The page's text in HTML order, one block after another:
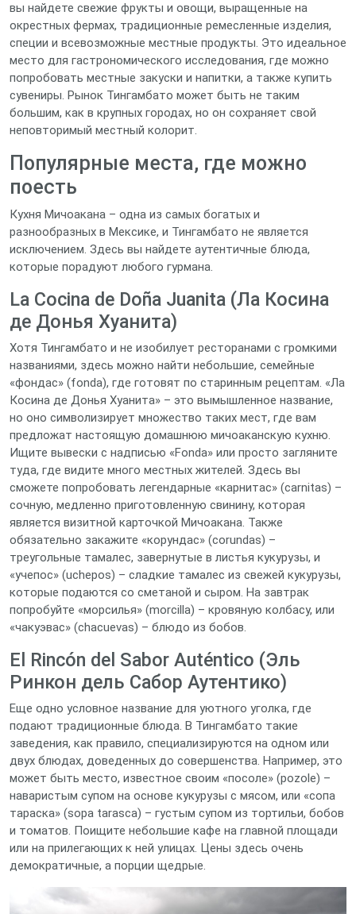
вы найдете свежие фрукты и овощи, выращенные на
окрестных фермах, традиционные ремесленные изделия,
специи и всевозможные местные продукты. Это идеальное
место для гастрономического исследования, где можно
попробовать местные закуски и напитки, а также купить
сувениры. Рынок Тингамбато может быть не таким
большим, как в крупных городах, но он сохраняет свой
неповторимый местный колорит.
Популярные места, где можно
поесть
Кухня Мичоакана – одна из самых богатых и
разнообразных в Мексике, и Тингамбато не является
исключением. Здесь вы найдете аутентичные блюда,
которые порадуют любого гурмана.
La Cocina de Doña Juanita (Ла Косина
де Донья Хуанита)
Хотя Тингамбато и не изобилует ресторанами с громкими
названиями, здесь можно найти небольшие, семейные
«фондас» (fonda), где готовят по старинным рецептам. «Ла
Косина де Донья Хуанита» – это вымышленное название,
но оно символизирует множество таких мест, где вам
предложат настоящую домашнюю мичоаканскую кухню.
Ищите вывески с надписью «Fonda» или просто загляните
туда, где видите много местных жителей. Здесь вы
сможете попробовать легендарные «карнитас» (carnitas) –
сочную, медленно приготовленную свинину, которая
является визитной карточкой Мичоакана. Также
обязательно закажите «корундас» (corundas) –
треугольные тамалес, завернутые в листья кукурузы, и
«учепос» (uchepos) – сладкие тамалес из свежей кукурузы,
которые подаются со сметаной и сыром. На завтрак
попробуйте «морсилья» (morcilla) – кровяную колбасу, или
«чакуэвас» (chacuevas) – блюдо из бобов.
El Rincón del Sabor Auténtico (Эль
Ринкон дель Сабор Аутентико)
Еще одно условное название для уютного уголка, где
подают традиционные блюда. В Тингамбато такие
заведения, как правило, специализируются на одном или
двух блюдах, доведенных до совершенства. Например, это
может быть место, известное своим «посоле» (pozole) –
наваристым супом на основе кукурузы с мясом, или «сопа
тараска» (sopa tarasca) – густым супом из тортильи, бобов
и томатов. Поищите небольшие кафе на главной площади
или на прилегающих к ней улицах. Цены здесь очень
демократичные, а порции щедрые.